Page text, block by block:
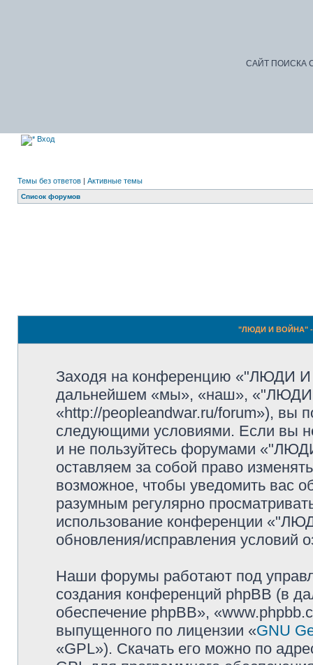
САЙТ ПОИСКА
Вход
Темы без ответов | Активные темы
Список форумов
"ЛЮДИ И ВОЙНА" -
Заходя на конференцию «"ЛЮДИ
дальнейшем «мы», «наш»,
«http://peopleandwar.ru/forum»), вы
следующими условиями. Если вы
и не пользуйтесь форумами
оставляем за собой право
возможное, чтобы уведомить вас
разумным регулярно
использование конференции
обновления/исправления условий
Наши форумы работают под
создания конференций phpBB (в
обеспечение phpBB»,
выпущенного по лицензии «GNU
«GPL»). Скачать его можно по